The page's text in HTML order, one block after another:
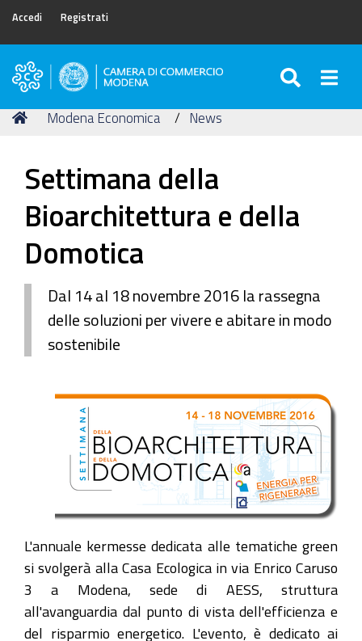
Accedi Registrati
Camera
Commercio
Tu
Home
Modena Economica News
Settimana della
Bioarchitettura e della
Domotica
Dal 14 al 18 novembre 2016 la rassegna
delle soluzioni per vivere e abitare in modo
sostenibile
L'annuale kermesse dedicata alle tematiche green
si svolgerà alla Casa Ecologica in via Enrico Caruso
3 a Modena, sede di AESS, struttura
all'avanguardia dal punto di vista dell'efficienza e
del risparmio energetico. L'evento, è dedicato ai